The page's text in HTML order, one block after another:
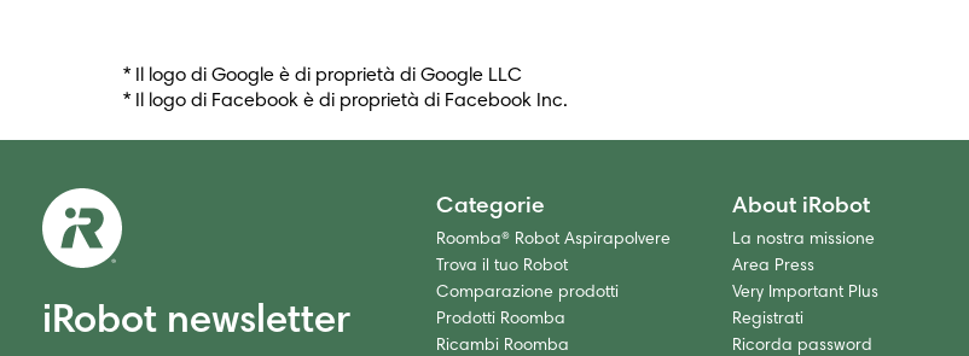
* Il logo di Google è di proprietà di Google LLC
* Il logo di Facebook è di proprietà di Facebook Inc.
iRobot newsletter
Categorie
Roomba® Robot Aspirapolvere
Trova il tuo Robot
Comparazione prodotti
Prodotti Roomba
Ricambi Roomba
About iRobot
La nostra missione
Area Press
Very Important Plus
Registrati
Ricorda password